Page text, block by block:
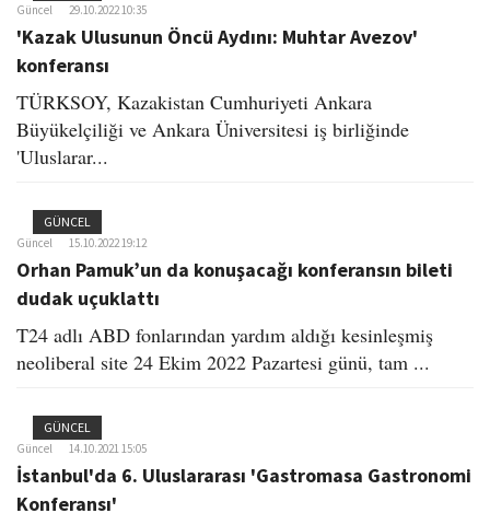
Güncel 29.10.2022 10:35
'Kazak Ulusunun Öncü Aydını: Muhtar Avezov'
konferansı
TÜRKSOY, Kazakistan Cumhuriyeti Ankara
Büyükelçiliği ve Ankara Üniversitesi iş birliğinde
'Uluslarar...
GÜNCEL
Güncel 15.10.2022 19:12
Orhan Pamuk’un da konuşacağı konferansın bileti
dudak uçuklattı
T24 adlı ABD fonlarından yardım aldığı kesinleşmiş
neoliberal site 24 Ekim 2022 Pazartesi günü, tam ...
GÜNCEL
Güncel 14.10.2021 15:05
İstanbul'da 6. Uluslararası 'Gastromasa Gastronomi
Konferansı'